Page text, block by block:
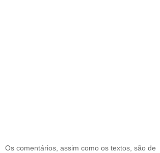
Os comentários, assim como os textos, são de